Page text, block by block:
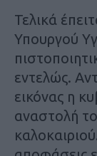
Τελικά
Υπουργού
εντελώς.
εικόνας η
αναστολή